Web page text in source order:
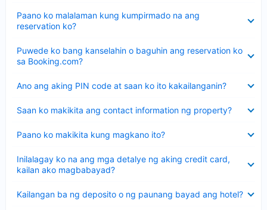
Paano ko malalaman kung kumpirmado na ang
reservation ko?
ang
sagot
Puwede ko bang kanselahin o baguhin ang reservation ko
sa Booking.com?
ang
sagot
Ano ang aking PIN code at saan ko ito kakailanganin?
ang
Saan ko makikita ang contact information ng property?
ang
Paano ko makikita kung magkano ito?
ang
Inilalagay ko na ang mga detalye ng aking credit card,
kailan ako magbabayad?
ang
sagot
Kailangan ba ng deposito o ng paunang bayad ang hotel?
ang